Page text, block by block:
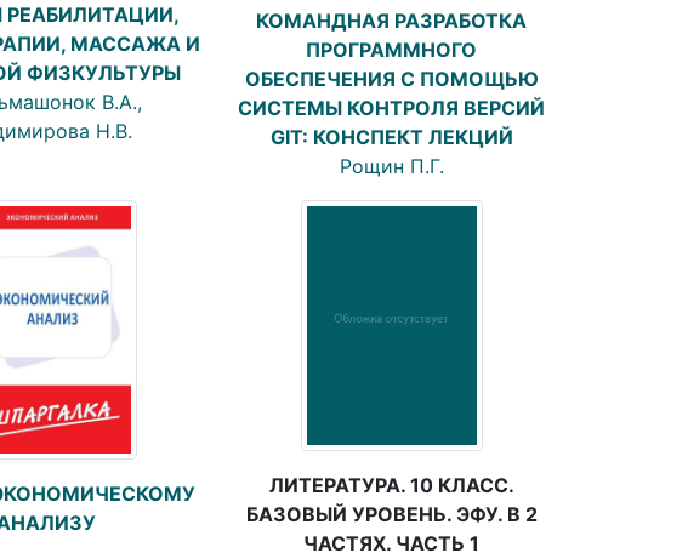
МАССАЖА И
ФИЗКУЛЬТУРЫ
В.А.,
Н.В.
КОМАНДНАЯ РАЗРАБОТКА
ПРОГРАММНОГО
ОБЕСПЕЧЕНИЯ С ПОМОЩЬЮ
СИСТЕМЫ КОНТРОЛЯ ВЕРСИЙ
GIT: КОНСПЕКТ ЛЕКЦИЙ
Рощин П.Г.
ЛИТЕРАТУРА. 10 КЛАСС.
БАЗОВЫЙ УРОВЕНЬ. ЭФУ. В 2
ЧАСТЯХ. ЧАСТЬ 1